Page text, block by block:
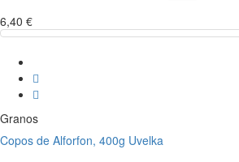
6,40 €
Granos
Copos de Alforfon, 400g Uvelka